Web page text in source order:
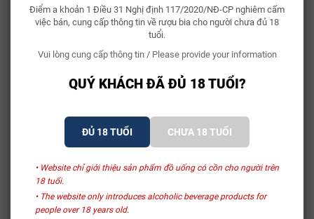
Điểm a khoản 1 Điều 31 Nghị định 117/2020/NĐ-CP nghiêm cấm
việc bán, cung cấp thông tin về rượu bia cho người chưa đủ 18
tuổi.
Vui lòng cung cấp thông tin / Please provide your information
QUÝ KHÁCH ĐÃ ĐỦ 18 TUỔI?
ĐỦ 18 TUỔI CHƯA 18 TUỔI
• Website chỉ giới thiệu sản phẩm đồ uống có cồn cho người trên
18 tuổi.
• The website only introduces alcoholic beverage products for
people over 18 years old.
Whisky Glenallachie 13 Year Of The Horse 2026
Bia Bỉ Trappistes Rochefort 10
Rượu Vang Sủi Gemma Di Luna Moscato Vino
Spumante
Rượu Vang Ý Terre Di Mario 17%